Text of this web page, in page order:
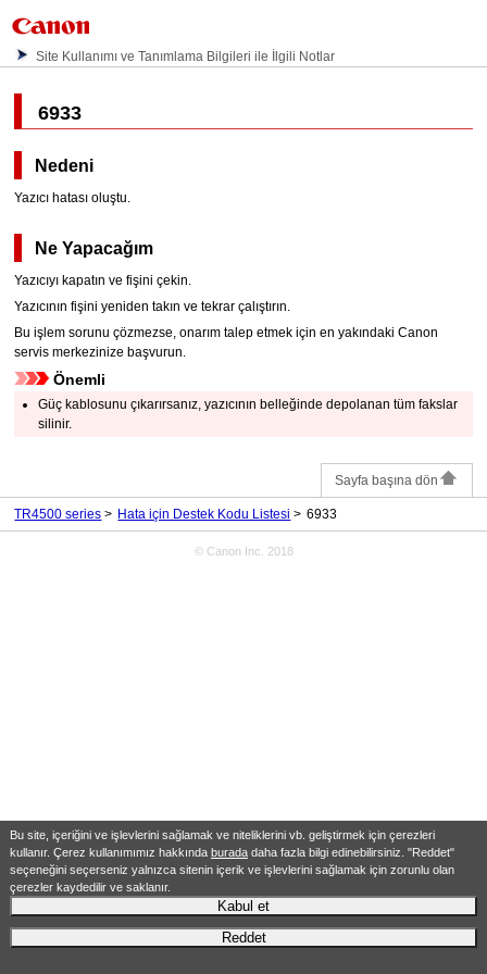
Bu site, içeriğini ve işlevlerini sağlamak ve niteliklerini vb. geliştirmek için çerezleri
kullanır. Çerez kullanımımız hakkında buradadaha fazla bilgi edinebilirsiniz. "Reddet"
seçeneğini seçerseniz yalnızca sitenin içerik ve işlevlerini sağlamak için zorunlu olan
çerezler kaydedilir ve saklanır.
Kabul et
Reddet
Site Kullanımı ve Tanımlama Bilgileri ile İlgili Notlar
6933
Nedeni
Yazıcı hatası oluştu.
Ne Yapacağım
Yazıcıyı kapatın ve fişini çekin.
Yazıcının fişini yeniden takın ve tekrar çalıştırın.
Bu işlem sorunu çözmezse, onarım talep etmek için en yakındakiCanon
servis merkezinize başvurun.
Önemli
Güç kablosunu çıkarırsanız,yazıcının belleğinde depolanan tüm fakslar
silinir.
Sayfa başına dön
TR4500 series Hata için Destek Kodu Listesi 6933
© Canon Inc. 2018